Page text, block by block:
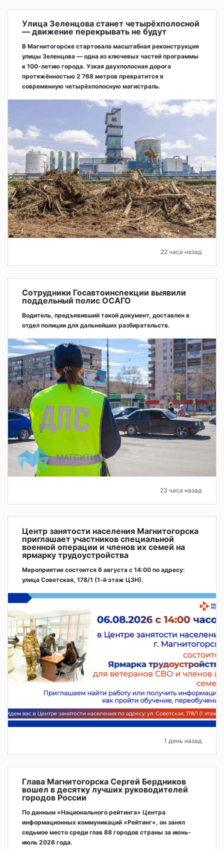
Улица Зеленцова станет четырёхполосной
— движение перекрывать не будут
В Магнитогорске стартовала масштабная реконструкция
улицы Зеленцова — одна из ключевых частей программы
к 100-летию города. Узкая двухполосная дорога
протяжённостью 2 768 метров превратится в
современную четырёхполосную магистраль.
22 часа назад
Сотрудники Госавтоинспекции выявили
поддельный полис ОСАГО
Водитель, предъявивший такой документ, доставлен в
отдел полиции для дальнейших разбирательств.
23 часа назад
Центр занятости населения Магнитогорска
приглашает участников специальной
военной операции и членов их семей на
ярмарку трудоустройства
Мероприятие состоится 6 августа с 14:00 по адресу:
улица Советская, 178/1 (1‑й этаж ЦЗН).
1 день назад
Глава Магнитогорска Сергей Бердников
вошел в десятку лучших руководителей
городов России
По данным «Национального рейтинга» Центра
информационных коммуникаций «Рейтинг», он занял
седьмое место среди глав 88 городов страны за июнь-
июль 2026 года.